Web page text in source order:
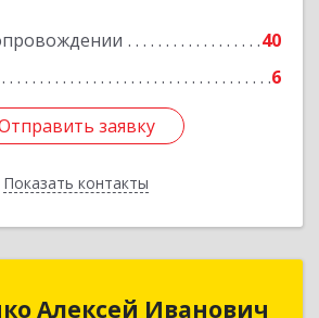
40
6
заявку
Показать контакты
заявку
Назад
Алексей Иванович
Алексей Иванович